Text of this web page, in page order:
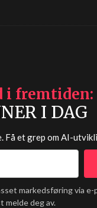
i fremtiden
I DAG
et grep om AI-
markedsføring via e-
melde deg av.